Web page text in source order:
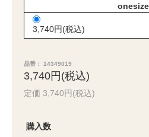
onesize
3,740円(税込)
品番： 14349019
3,740円(税込)
定価 3,740円(税込)
購入数